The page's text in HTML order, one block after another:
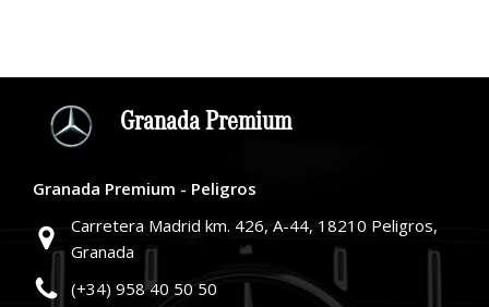
Granada Premium
Granada Premium - Peligros
Carretera Madrid km. 426, A-44, 18210 Peligros,
Granada
(+34) 958 40 50 50